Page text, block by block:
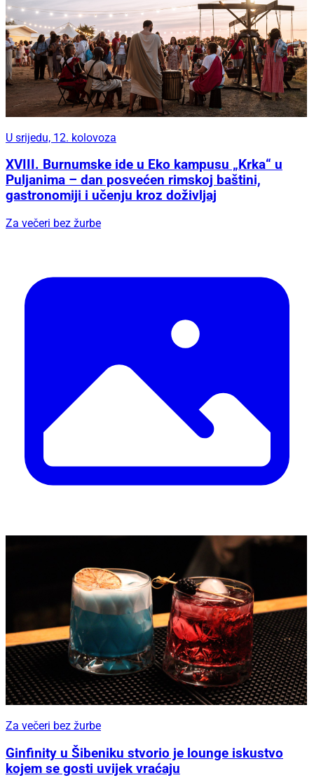
U srijedu, 12. kolovoza
XVIII. Burnumske ide u Eko kampusu „Krka“ u
Puljanima – dan posvećen rimskoj baštini,
gastronomiji i učenju kroz doživljaj
Za večeri bez žurbe
Za večeri bez žurbe
Ginfinity u Šibeniku stvorio je lounge iskustvo
kojem se gosti uvijek vraćaju